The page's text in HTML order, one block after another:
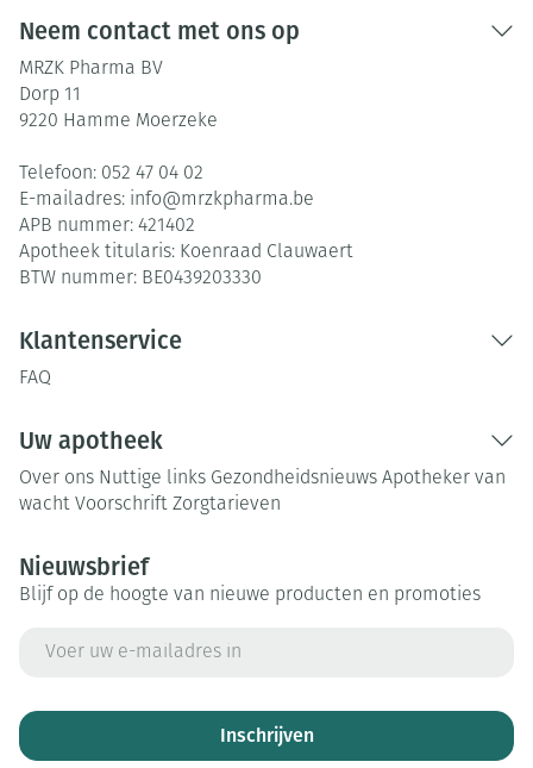
Neem contact met ons op
MRZK Pharma BV
Dorp 11
9220 Hamme Moerzeke
Telefoon: 052 47 04 02
E-mailadres: info@mrzkpharma.be
APB nummer: 421402
Apotheek titularis: Koenraad Clauwaert
BTW nummer: BE0439203330
Klantenservice
FAQ
Uw apotheek
Over ons Nuttige links Gezondheidsnieuws Apotheker van
wacht Voorschrift Zorgtarieven
Nieuwsbrief
Blijf op de hoogte van nieuwe producten en promoties
Inschrijven